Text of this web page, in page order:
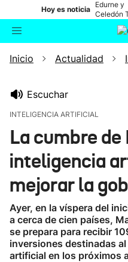
Hoy es noticia
Edurne y
Celedón
en directo
Buscador
Inicio Actualidad
Escuchar
INTELIGENCIA ARTIFICIAL
La cumbre de
inteligencia
mejorar la
Ayer, en la víspera del
a cerca de cien países,
se prepara para recibir
inversiones destinadas
artificial en los próximos